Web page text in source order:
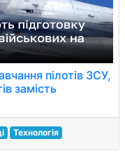
пілотів ЗСУ,
замість
Технологія